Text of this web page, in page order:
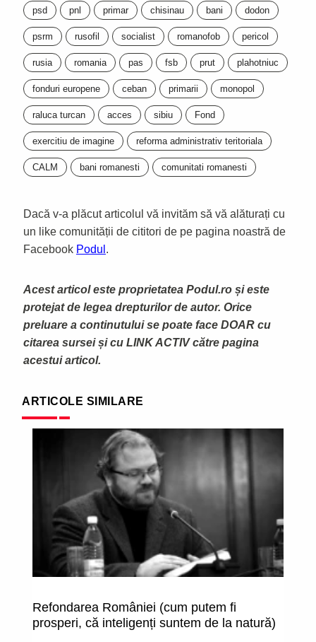
psd pnl primar chisinau bani dodon
psrm rusofil socialist romanofob pericol
rusia romania pas fsb prut plahotniuc
fonduri europene ceban primarii monopol
raluca turcan acces sibiu Fond
exercitiu de imagine reforma administrativ teritoriala
CALM bani romanesti comunitati romanesti
Dacă v-a plăcut articolul vă invităm să vă alăturați cu
un like comunității de cititori de pe pagina noastră de
Facebook Podul .
Acest articol este proprietatea Podul.ro și este
protejat de legea drepturilor de autor. Orice
preluare a continutului se poate face DOAR cu
citarea sursei și cu LINK ACTIV către pagina
acestui articol.
ARTICOLE SIMILARE
Refondarea României (cum putem fi
prosperi, că inteligenți suntem de la natură)